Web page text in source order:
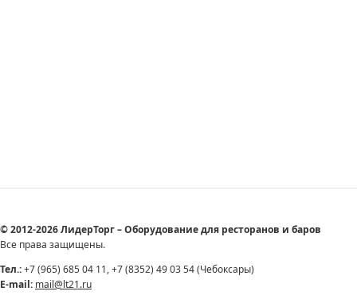
© 2012-2026 ЛидерТорг – Оборудование для ресторанов и баров
Все права защищены.
Тел.:+7 (965) 685 04 11, +7 (8352) 49 03 54 (Чебоксары)
E-mail: mail@lt21.ru